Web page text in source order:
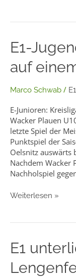
E1-
auf
Marco Schwab /
E-Junioren:
Wacker Plauen
letzte Spiel der
Punktspiel der
Oelsnitz auswärts
Nachdem Wacker
Nachholspiel
E1-
Jugend
beendet
Saison
einem
sehr
guten
4.
Platz
Weiterlesen »
E1
E1
unterliegt
gegen
Lengenfeld